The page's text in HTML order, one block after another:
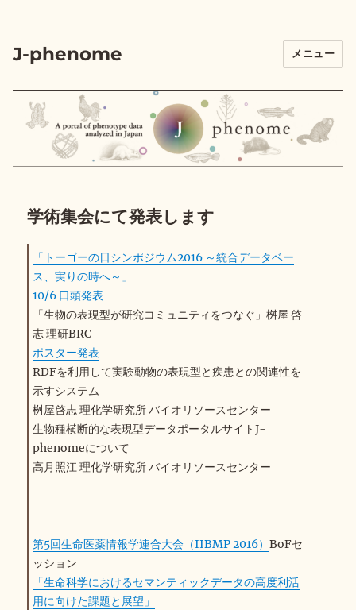
J-phenome メニュー
学術集会にて発表します
「トーゴーの日シンポジウム2016 ～統合データベー
ス、実りの時へ～」
10/6 口頭発表
「生物の表現型が研究コミュニティをつなぐ」桝屋 啓
志 理研BRC
ポスター発表
RDFを利用して実験動物の表現型と疾患との関連性を
示すシステム
桝屋啓志 理化学研究所 バイオリソースセンター
生物種横断的な表現型データポータルサイトJ-
phenomeについて
高月照江 理化学研究所 バイオリソースセンター
第5回生命医薬情報学連合大会（IIBMP 2016）BoFセ
ッション
「生命科学におけるセマンティックデータの高度利活
用に向けた課題と展望」